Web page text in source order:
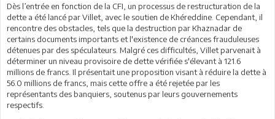
Dès l’entrée en fonction de la CFI, un processus de restructuration de la
dette a été lancé par Villet, avec le soutien de Khéreddine. Cependant, il
rencontre des obstacles, tels que la destruction par Khaznadar de
certains documents importants et l'existence de créances frauduleuses
détenues par des spéculateurs. Malgré ces difficultés, Villet parvenait à
déterminer un niveau provisoire de dette vérifiée s'élevant à 121.6
millions de francs. Il présentait une proposition visant à réduire la dette à
56.0 millions de francs, mais cette offre a été rejetée par les
représentants des banquiers, soutenus par leurs gouvernements
respectifs.